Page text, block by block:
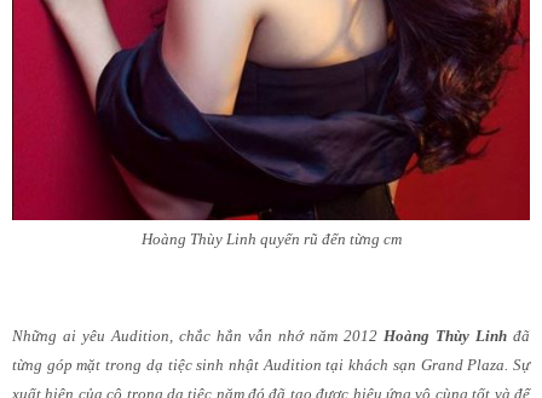
Hoàng Thùy Linh quyến rũ đến từng cm
Những ai yêu Audition, chắc hẳn vẫn nhớ năm 2012 Hoàng Thùy Linh đã
từng góp mặt trong dạ tiệc sinh nhật Audition tại khách sạn Grand Plaza. Sự
xuất hiện của cô trong dạ tiệc năm đó đã tạo được hiệu ứng vô cùng tốt và để